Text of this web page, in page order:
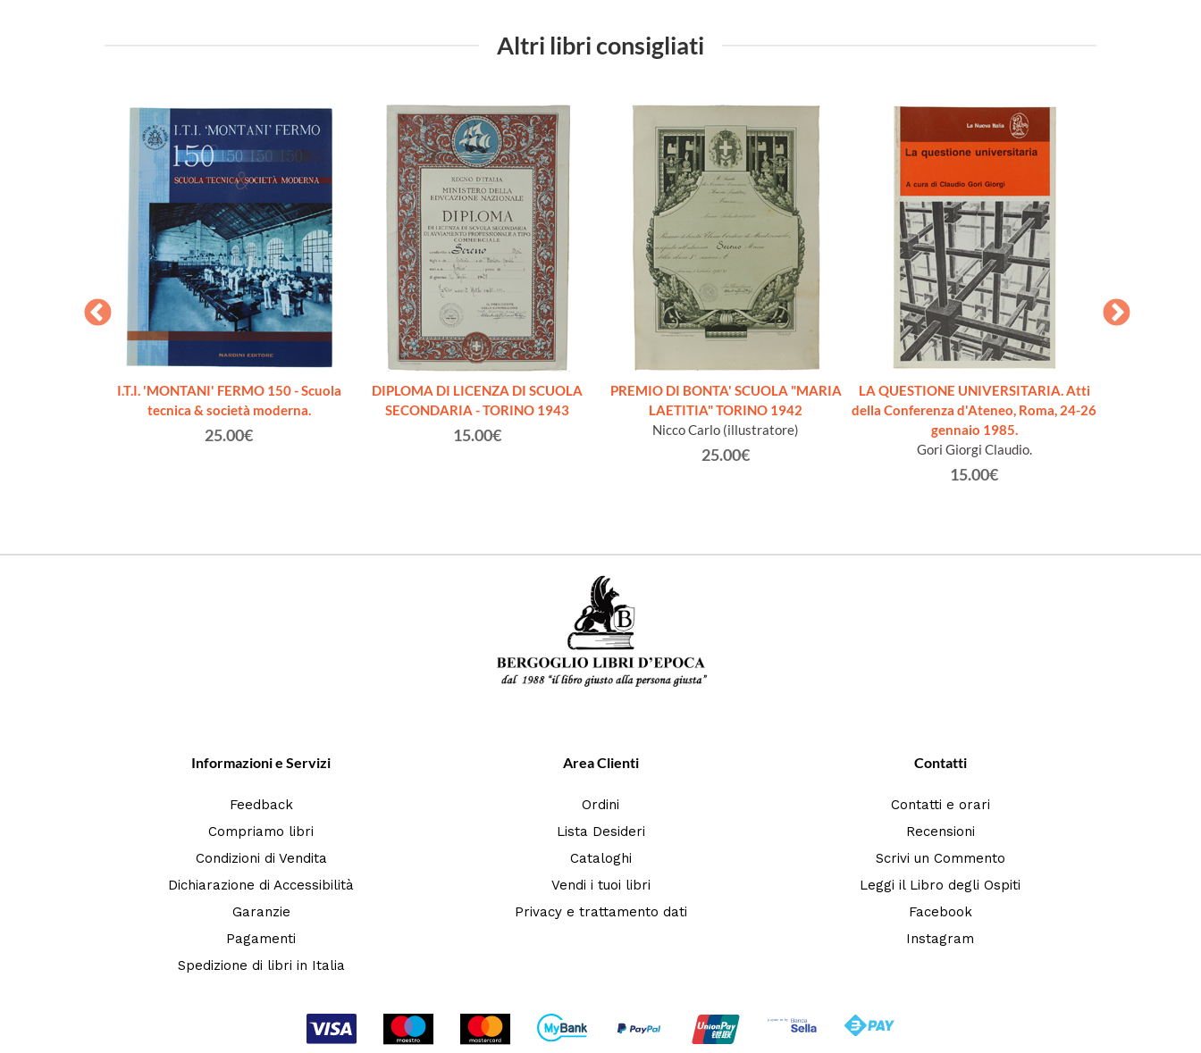
Altri libri consigliati
I.T.I. 'MONTANI' FERMO 150 - Scuola
tecnica & società moderna.
25.00€
DIPLOMA DI LICENZA DI SCUOLA
SECONDARIA - TORINO 1943
15.00€
PREMIO DI BONTA' SCUOLA "MARIA
LAETITIA" TORINO 1942
Nicco Carlo (illustratore)
25.00€
LA QUESTIONE UNIVERSITARIA. Atti
della Conferenza d'Ateneo, Roma, 24-26
gennaio 1985.
Gori Giorgi Claudio.
15.00€
Informazioni e Servizi
Feedback
Compriamo libri
Condizioni di Vendita
Dichiarazione di Accessibilità
Garanzie
Pagamenti
Spedizione di libri in Italia
Area Clienti
Ordini
Lista Desideri
Cataloghi
Vendi i tuoi libri
Privacy e trattamento dati
Contatti
Contatti e orari
Recensioni
Scrivi un Commento
Leggi il Libro degli Ospiti
Facebook
Instagram